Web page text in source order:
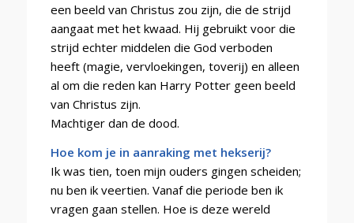
een beeld van Christus zou zijn, die de strijd
aangaat met het kwaad. Hij gebruikt voor die
strijd echter middelen die God verboden
heeft (magie, vervloekingen, toverij) en alleen
al om die reden kan Harry Potter geen beeld
van Christus zijn.
Machtiger dan de dood.
Hoe kom je in aanraking met hekserij?
Ik was tien, toen mijn ouders gingen scheiden;
nu ben ik veertien. Vanaf die periode ben ik
vragen gaan stellen. Hoe is deze wereld